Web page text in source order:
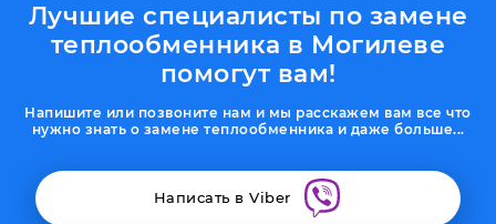
Лучшие специалисты по замене
теплообменника в Могилеве
помогут вам!
Напишите или позвоните нам и мы расскажем вам все что
нужно знать о замене теплообменника и даже больше...
Написать в Viber